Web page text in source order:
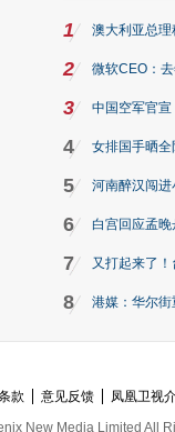
1 澳大利亚总
2 微软CEO：
3 中国空军官宣
4 女排国手晒
5 河南醉汉闯
6 白宫回应孟
7 又打起来了
8 港媒：华尔街
款 意见反馈 凤凰卫视
New Media Limited All